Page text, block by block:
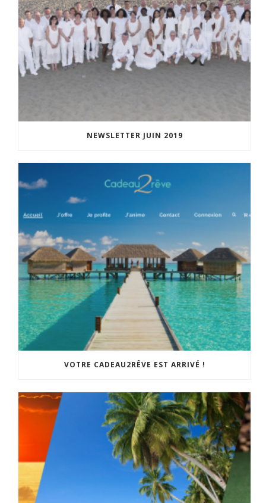
NEWSLETTER JUIN 2019
VOTRE CADEAU2RÊVE EST ARRIVÉ !